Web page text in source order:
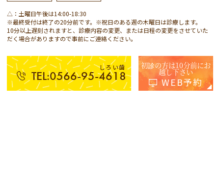
△：土曜日午後は14:00-18:30
※最終受付は終了の20分前です。※祝日のある週の木曜日は診療します。
10分以上遅刻されますと、診療内容の変更、または日程の変更をさせていた
だく場合がありますので事前にご連絡ください。
しろい歯
TEL:0566-95-4618
初診の方は10分前にお
越し下さい
WEB予約